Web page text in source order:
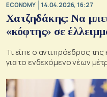
ECONOMY 14.04.2026, 16:27
Χατζηδάκης: Να
«κόφτης» σε
Τι είπε ο αντιπρόεδρος
για το ενδεχόμενο νέων